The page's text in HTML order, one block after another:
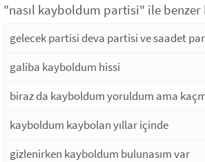
"nasıl kayboldum partisi" ile benzer
gelecek partisi deva partisi ve saadet
galiba kayboldum hissi
biraz da kayboldum yoruldum ama
kayboldum kaybolan yıllar içinde
gizlenirken kayboldum bulunasım var